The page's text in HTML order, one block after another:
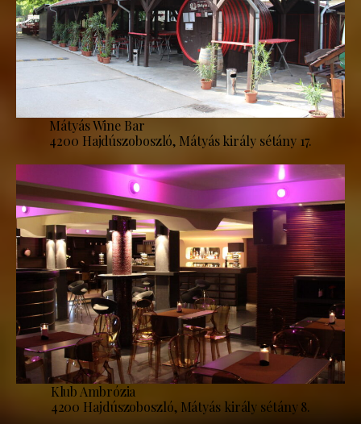
Mátyás Wine Bar
4200 Hajdúszoboszló, Mátyás király sétány 17.
Klub Ambrózia
4200 Hajdúszoboszló, Mátyás király sétány 8.